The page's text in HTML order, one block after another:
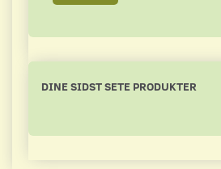
DINE SIDST SETE PRODUKTER